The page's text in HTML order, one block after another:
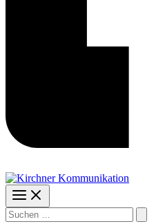
Suchen